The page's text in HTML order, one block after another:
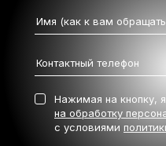
Нажимая на кнопку,
на обработку
с условиями